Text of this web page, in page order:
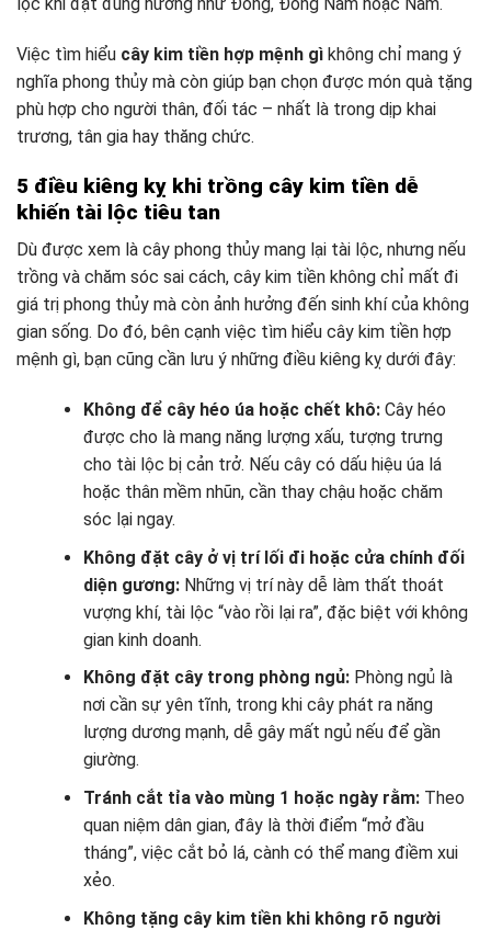
Việc tìm hiểu cây kim tiền hợp mệnh gì không chỉ mang ý
nghĩa phong thủy mà còn giúp bạn chọn được món quà tặng
phù hợp cho người thân, đối tác – nhất là trong dịp khai
trương, tân gia hay thăng chức.
5 điều kiêng kỵ khi trồng cây kim tiền dễ
khiến tài lộc tiêu tan
Dù được xem là cây phong thủy mang lại tài lộc, nhưng nếu
trồng và chăm sóc sai cách, cây kim tiền không chỉ mất đi
giá trị phong thủy mà còn ảnh hưởng đến sinh khí của không
gian sống. Do đó, bên cạnh việc tìm hiểu cây kim tiền hợp
mệnh gì, bạn cũng cần lưu ý những điều kiêng kỵ dưới đây:
Không để cây héo úa hoặc chết khô: Cây héo
được cho là mang năng lượng xấu, tượng trưng
cho tài lộc bị cản trở. Nếu cây có dấu hiệu úa lá
hoặc thân mềm nhũn, cần thay chậu hoặc chăm
sóc lại ngay.
Không đặt cây ở vị trí lối đi hoặc cửa chính đối
diện gương: Những vị trí này dễ làm thất thoát
vượng khí, tài lộc “vào rồi lại ra”, đặc biệt với không
gian kinh doanh.
Không đặt cây trong phòng ngủ:Phòng ngủ là
nơi cần sự yên tĩnh, trong khi cây phát ra năng
lượng dương mạnh, dễ gây mất ngủ nếu để gần
giường.
Tránh cắt tỉa vào mùng 1 hoặc ngày rằm:Theo
quan niệm dân gian, đây là thời điểm “mở đầu
tháng”, việc cắt bỏ lá, cành có thể mang điềm xui
xẻo.
Không tặng cây kim tiền khi không rõ người